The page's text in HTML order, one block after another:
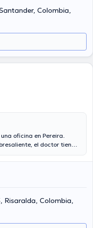
Colombia,
oficina en Pereira.
el doctor tiene
de especialización.
ha intervenido en
una formación
y ha compartido
que, el médico puede
Risaralda, Colombia,